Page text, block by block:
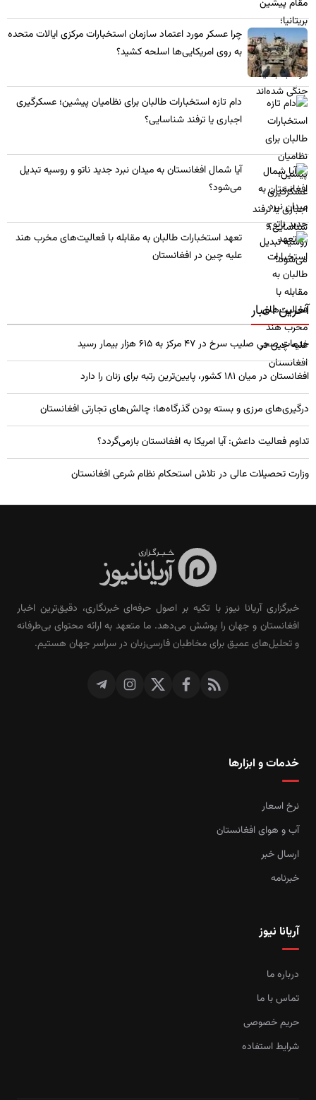
چرا عسکر مورد اعتماد سازمان استخبارات مرکزی ایالات متحده
به روی امریکایی‌ها اسلحه کشید؟
​دام تازه استخبارات طالبان برای نظامیان پیشین؛ عسکرگیری
اجباری یا ترفند شناسایی؟
​آیا شمال افغانستان به میدان نبرد جدید ناتو و روسیه تبدیل
می‌شود؟
تعهد استخبارات طالبان به مقابله با فعالیت‌های مخرب هند
علیه چین در افغانستان
آخرین اخبار
خدمات صحی صلیب سرخ در 47 مرکز به 615 هزار بیمار رسید
افغانستان در میان ۱۸۱ کشور، پایین‌ترین رتبه برای زنان را دارد
درگیری‌های مرزی و بسته بودن گذرگاه‌ها؛ چالش‌های تجارتی افغانستان
تداوم فعالیت داعش: آیا امریکا به افغانستان بازمی‌گردد؟
وزارت تحصیلات عالی در تلاش استحکام نظام شرعی افغانستان
خبرگزاری آریانا نیوز با تکیه بر اصول حرفه‌ای خبرنگاری، دقیق‌ترین اخبار
افغانستان و جهان را پوشش می‌دهد. ما متعهد به ارائه محتوای بی‌طرفانه
و تحلیل‌های عمیق برای مخاطبان فارسی‌زبان در سراسر جهان هستیم.
خدمات و ابزارها
نرخ اسعار
آب و هوای افغانستان
ارسال خبر
خبرنامه
آریانا نیوز
درباره ما
تماس با ما
حریم خصوصی
شرایط استفاده